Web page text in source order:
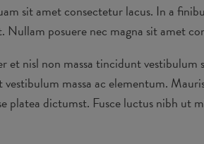
sit amet consectetur lacus. In a
posuere nec magna sit amet
nisl non massa tincidunt
massa ac elementum.
dictumst. Fusce luctus nibh ut